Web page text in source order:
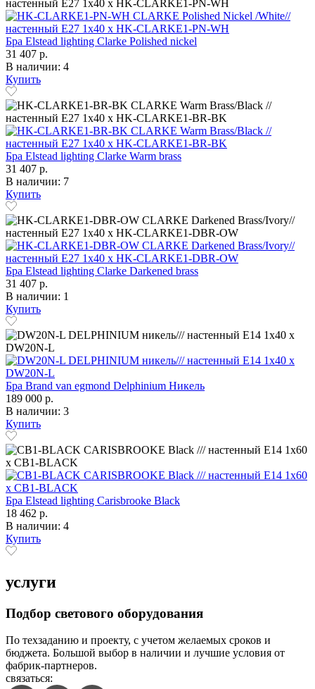
Бра Elstead lighting Clarke Polished nickel
31 407 р.
В наличии: 4
Купить
Бра Elstead lighting Clarke Warm brass
31 407 р.
В наличии: 7
Купить
Бра Elstead lighting Clarke Darkened brass
31 407 р.
В наличии: 1
Купить
Бра Brand van egmond Delphinium Никель
189 000 р.
В наличии: 3
Купить
Бра Elstead lighting Carisbrooke Black
18 462 р.
В наличии: 4
Купить
услуги
Подбор светового оборудования
По техзаданию и проекту, с учетом желаемых сроков и
бюджета. Большой выбор в наличии и лучшие условия от
фабрик-партнеров.
связаться: